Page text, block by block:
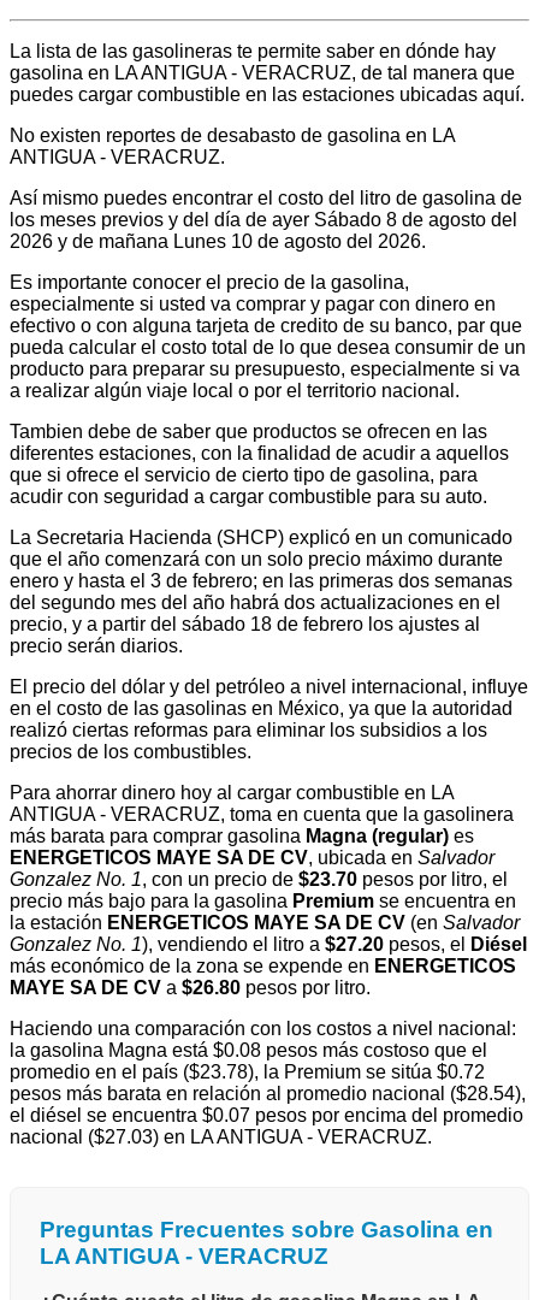
La lista de las gasolineras te permite saber en dónde hay
gasolina en LA ANTIGUA - VERACRUZ, de tal manera que
puedes cargar combustible en las estaciones ubicadas aquí.
No existen reportes de desabasto de gasolina en LA
ANTIGUA - VERACRUZ.
Así mismo puedes encontrar el costo del litro de gasolina de
los meses previos y del día de ayer Sábado 8 de agosto del
2026 y de mañana Lunes 10 de agosto del 2026.
Es importante conocer el precio de la gasolina,
especialmente si usted va comprar y pagar con dinero en
efectivo o con alguna tarjeta de credito de su banco, par que
pueda calcular el costo total de lo que desea consumir de un
producto para preparar su presupuesto, especialmente si va
a realizar algún viaje local o por el territorio nacional.
Tambien debe de saber que productos se ofrecen en las
diferentes estaciones, con la finalidad de acudir a aquellos
que si ofrece el servicio de cierto tipo de gasolina, para
acudir con seguridad a cargar combustible para su auto.
La Secretaria Hacienda (SHCP) explicó en un comunicado
que el año comenzará con un solo precio máximo durante
enero y hasta el 3 de febrero; en las primeras dos semanas
del segundo mes del año habrá dos actualizaciones en el
precio, y a partir del sábado 18 de febrero los ajustes al
precio serán diarios.
El precio del dólar y del petróleo a nivel internacional, influye
en el costo de las gasolinas en México, ya que la autoridad
realizó ciertas reformas para eliminar los subsidios a los
precios de los combustibles.
Para ahorrar dinero hoy al cargar combustible en LA
ANTIGUA - VERACRUZ, toma en cuenta que la gasolinera
más barata para comprar gasolina Magna (regular) es
ENERGETICOS MAYE SA DE CV, ubicada en Salvador
Gonzalez No. 1, con un precio de $23.70 pesos por litro, el
precio más bajo para la gasolina Premium se encuentra en
la estación ENERGETICOS MAYE SA DE CV (en Salvador
Gonzalez No. 1), vendiendo el litro a $27.20 pesos, el
Diésel
más económico de la zona se expende en ENERGETICOS
MAYE SA DE CV a $26.80 pesos por litro.
Haciendo una comparación con los costos a nivel nacional:
la gasolina Magna está $0.08 pesos más costoso que el
promedio en el país ($23.78), la Premium se sitúa $0.72
pesos más barata en relación al promedio nacional ($28.54),
el diésel se encuentra $0.07 pesos por encima del promedio
nacional ($27.03) en LA ANTIGUA - VERACRUZ.
Preguntas Frecuentes sobre Gasolina en
LA ANTIGUA - VERACRUZ